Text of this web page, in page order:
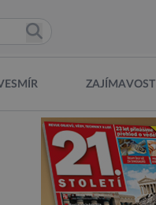
ZAJÍMAVOSTI